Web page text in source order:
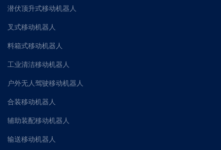
潜伏顶升式移动机器人
叉式移动机器人
料箱式移动机器人
工业清洁移动机器人
户外无人驾驶移动机器人
合装移动机器人
辅助装配移动机器人
输送移动机器人